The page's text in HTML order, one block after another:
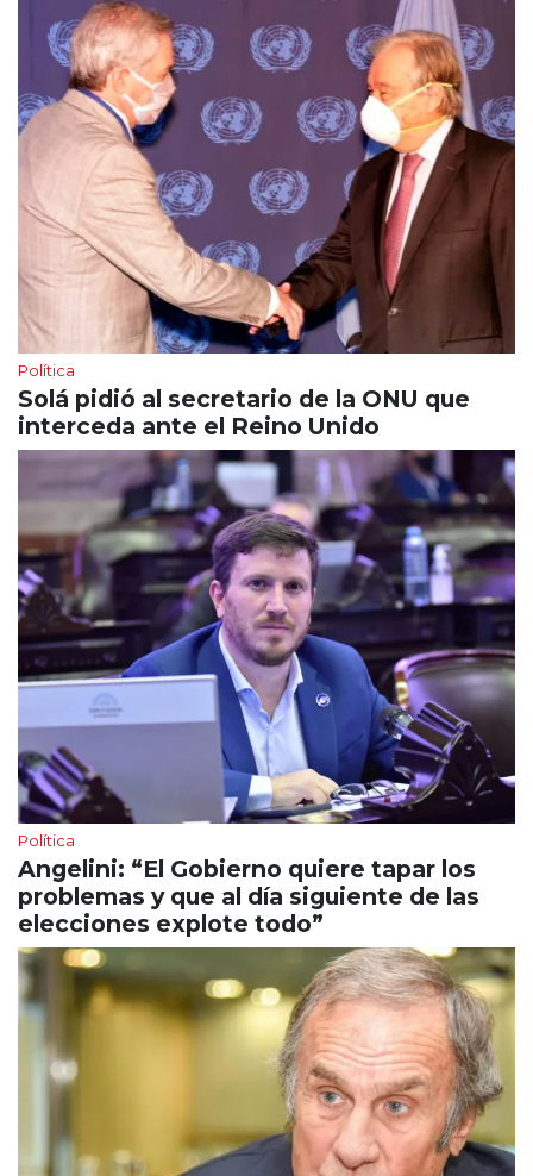
Política
Solá pidió al secretario de la ONU que
interceda ante el Reino Unido
Política
Angelini: “El Gobierno quiere tapar los
problemas y que al día siguiente de las
elecciones explote todo”